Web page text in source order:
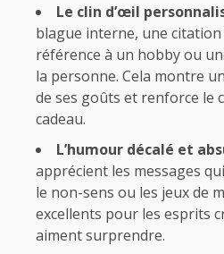
Le clin d’œil
blague interne, une
référence à un hobby ou
la personne. Cela montre
de ses goûts et renforce le
cadeau.
L’humour décalé et
apprécient les messages
le non-sens ou les jeux de
excellents pour les esprits
aiment surprendre.